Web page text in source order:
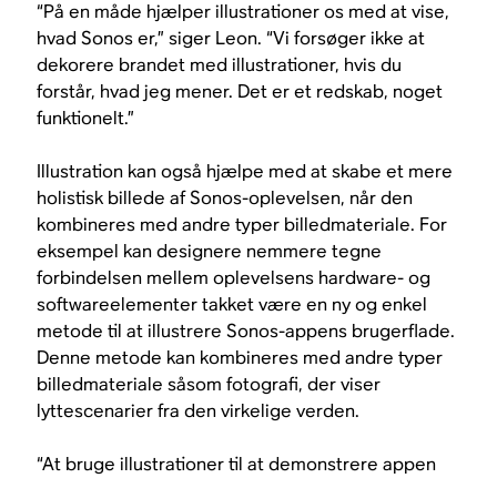
“På en måde hjælper illustrationer os med at vise,
hvad Sonos er,” siger Leon. “Vi forsøger ikke at
dekorere brandet med illustrationer, hvis du
forstår, hvad jeg mener. Det er et redskab, noget
funktionelt.”
Illustration kan også hjælpe med at skabe et mere
holistisk billede af Sonos-oplevelsen, når den
kombineres med andre typer billedmateriale. For
eksempel kan designere nemmere tegne
forbindelsen mellem oplevelsens hardware- og
softwareelementer takket være en ny og enkel
metode til at illustrere Sonos-appens brugerflade.
Denne metode kan kombineres med andre typer
billedmateriale såsom fotografi, der viser
lyttescenarier fra den virkelige verden.
“At bruge illustrationer til at demonstrere appen